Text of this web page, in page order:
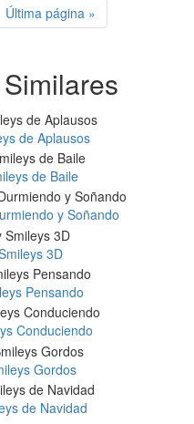
Última página »
de Aplausos
de Baile
y Soñando
3D
Pensando
Conduciendo
Gordos
de Navidad